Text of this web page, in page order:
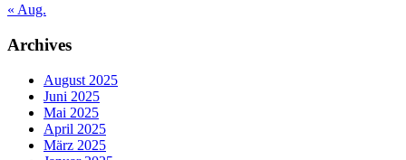
« Aug.
Archives
August 2025
Juni 2025
Mai 2025
April 2025
März 2025